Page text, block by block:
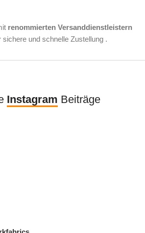
renommierten Versanddienstleistern
sichere und schnelle Zustellung .
Instagram Beiträge